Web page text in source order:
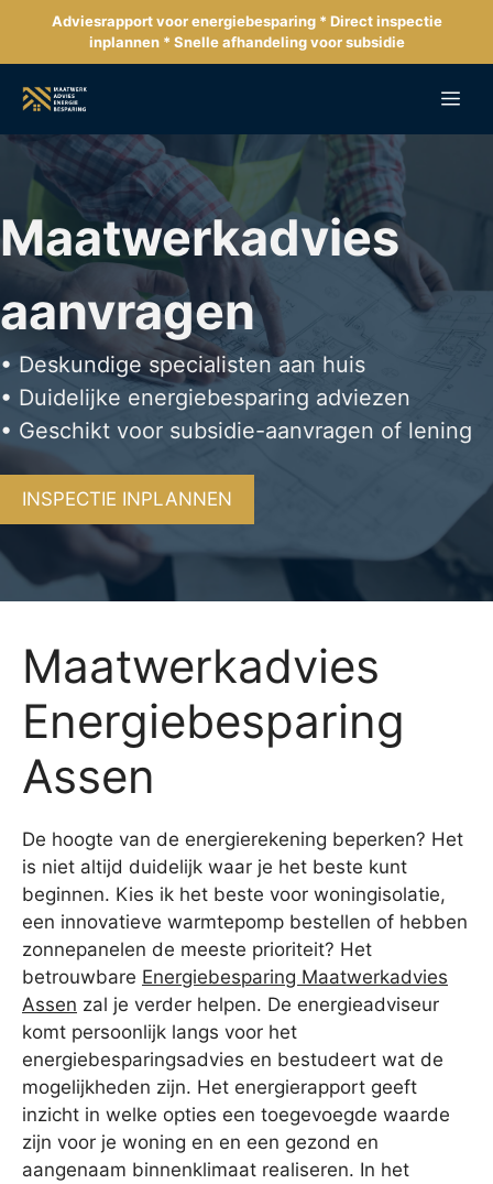
de
inhoud
Adviesrapport voor energiebesparing * Direct inspectie
inplannen * Snelle afhandeling voor subsidie
Maatwerkadvies
aanvragen
• Deskundige specialisten aan huis
• Duidelijke energiebesparing adviezen
• Geschikt voor subsidie-aanvragen of lening
INSPECTIE INPLANNEN
Maatwerkadvies
Energiebesparing
Assen
De hoogte van de energierekening beperken? Het
is niet altijd duidelijk waar je het beste kunt
beginnen. Kies ik het beste voor woningisolatie,
een innovatieve warmtepomp bestellen of hebben
zonnepanelen de meeste prioriteit? Het
betrouwbare Energiebesparing Maatwerkadvies
Assen zal je verder helpen. De energieadviseur
komt persoonlijk langs voor het
energiebesparingsadvies en bestudeert wat de
mogelijkheden zijn. Het energierapport geeft
inzicht in welke opties een toegevoegde waarde
zijn voor je woning en en een gezond en
aangenaam binnenklimaat realiseren. In het